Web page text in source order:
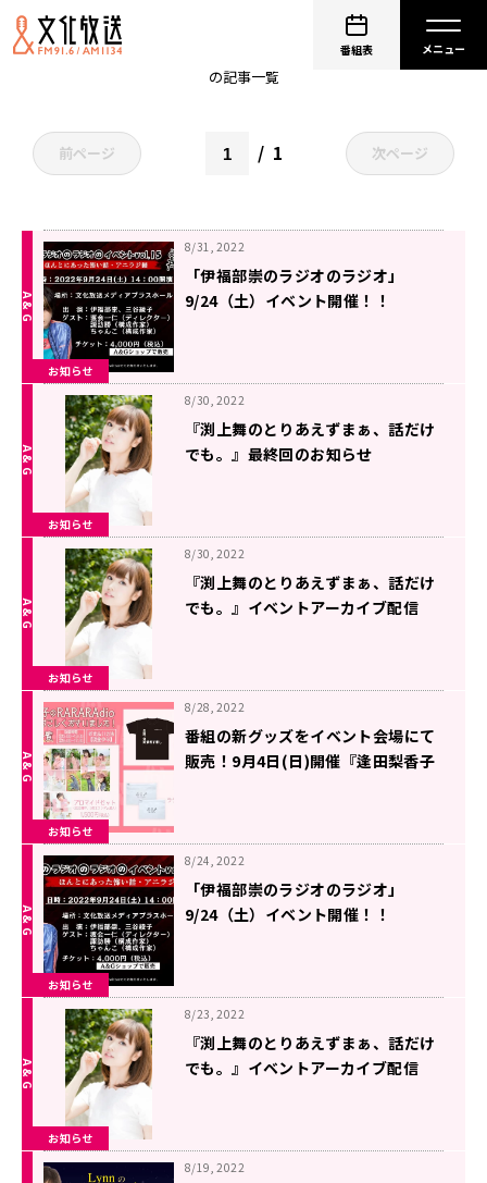
番組表
の記事一覧
前ページ 1 次ページ
お知らせ
8/31, 2022
「伊福部崇のラジオのラジオ」
9/24（土）イベント開催！！
お知らせ
8/30, 2022
『渕上舞のとりあえずまぁ、話だけ
でも。』最終回のお知らせ
お知らせ
8/30, 2022
『渕上舞のとりあえずまぁ、話だけ
でも。』イベントアーカイブ配信
お知らせ
8/28, 2022
番組の新グッズをイベント会場にて
販売！9月4日(日)開催『逢田梨香子
お知らせ
8/24, 2022
「伊福部崇のラジオのラジオ」
9/24（土）イベント開催！！
お知らせ
8/23, 2022
『渕上舞のとりあえずまぁ、話だけ
でも。』イベントアーカイブ配信
8/19, 2022